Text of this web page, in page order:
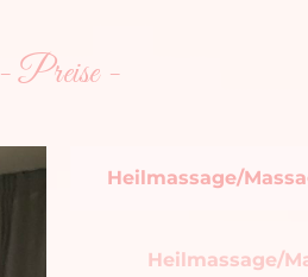
- Preise -
Heilmassage/
Heilmassage/